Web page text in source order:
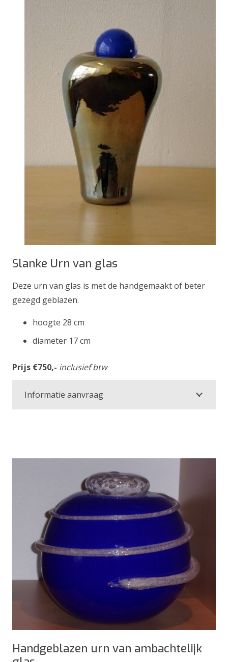
Slanke Urn van glas
Deze urn van glas is met de handgemaakt of beter
gezegd geblazen.
hoogte 28 cm
diameter 17 cm
Prijs €750,- inclusief btw
Informatie aanvraag
Handgeblazen urn van ambachtelijk